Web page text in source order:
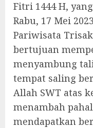
Fitri 1444 H,
Rabu, 17 Mei
Pariwisata
bertujuan
menyambung
tempat saling
Allah SWT atas
menambah
mendapatkan